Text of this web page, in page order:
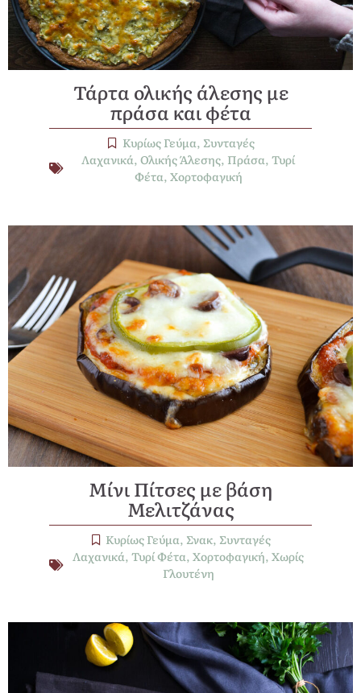
Τάρτα ολικής άλεσης με
πράσα και φέτα
Κυρίως Γεύμα, Συνταγές
Λαχανικά, Ολικής Άλεσης, Πράσα, Τυρί
Φέτα, Χορτοφαγική
Μίνι Πίτσες με βάση
Μελιτζάνας
Κυρίως Γεύμα, Σνακ, Συνταγές
Λαχανικά, Τυρί Φέτα, Χορτοφαγική, Χωρίς
Γλουτένη